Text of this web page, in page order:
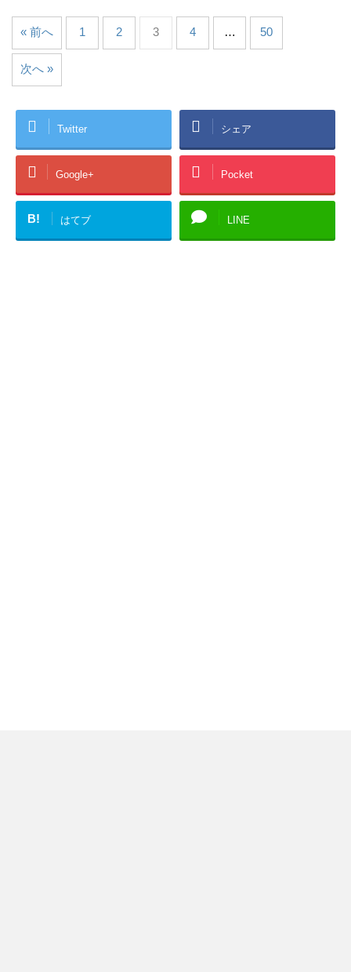
« 前へ 1 2 3 4 … 50
次へ »
Twitter シェア
Google+ Pocket
B! はてブ LINE